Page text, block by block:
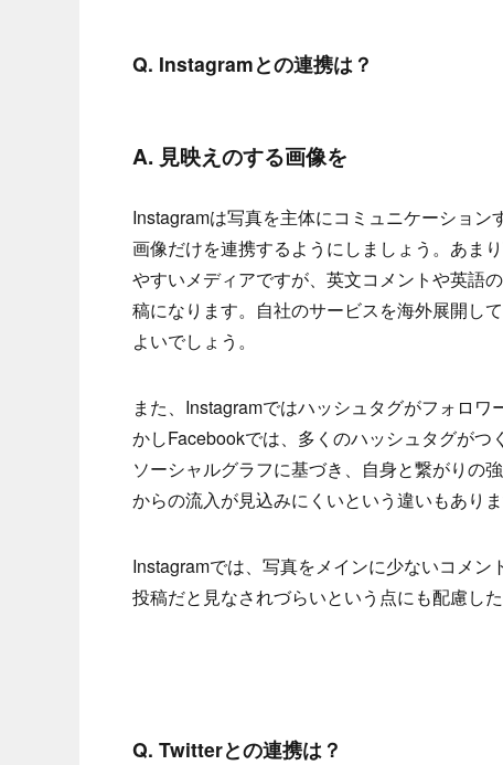
Q. Instagramとの連携は？
A. 見映えのする画像を
Instagramは写真を主体にコミュニケーショ
画像だけを連携するようにしましょう。あま
やすいメディアですが、英文コメントや英語
稿になります。自社のサービスを海外展開し
よいでしょう。
また、Instagramではハッシュタグがフォロ
かしFacebookでは、多くのハッシュタグが
ソーシャルグラフに基づき、自身と繋がりの
からの流入が見込みにくいという違いもありま
Instagramでは、写真をメインに少ないコメ
投稿だと見なされづらいという点にも配慮し
Q. Twitterとの連携は？